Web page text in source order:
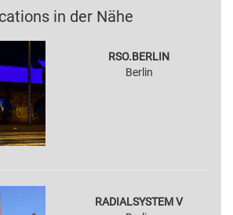
in der Nähe
RSO.BERLIN
Berlin
RADIALSYSTEM V